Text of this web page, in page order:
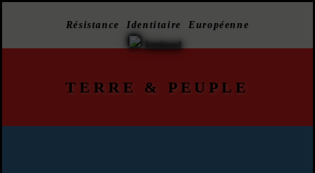
Résistance Identitaire Européenne
TERRE & PEUPLE